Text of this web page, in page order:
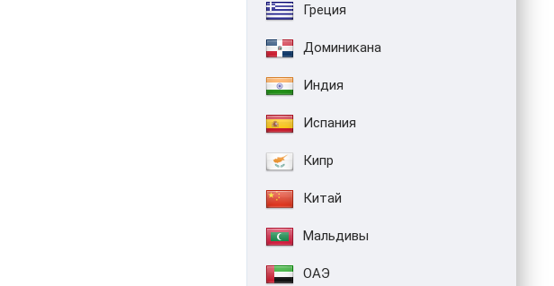
Греция
Доминикана
Индия
Испания
Кипр
Китай
Мальдивы
ОАЭ